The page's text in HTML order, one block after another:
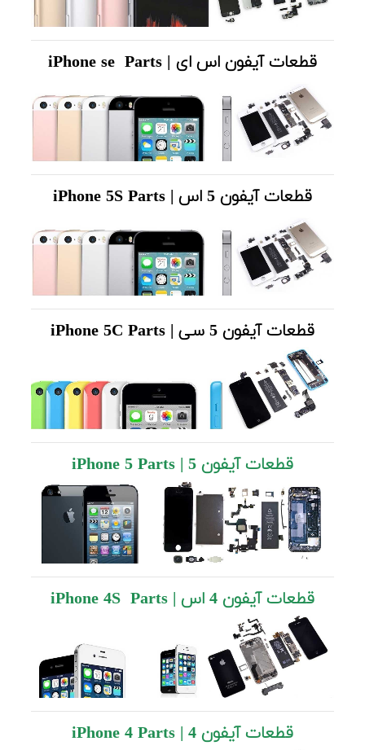
قطعات آیفون اس ای | iPhone se Parts
قطعات آیفون 5 اس | iPhone 5S Parts
قطعات آیفون 5 سی | iPhone 5C Parts
قطعات آیفون 5 | iPhone 5 Parts
قطعات آیفون 4 اس | iPhone 4S Parts
قطعات آیفون 4 | iPhone 4 Parts